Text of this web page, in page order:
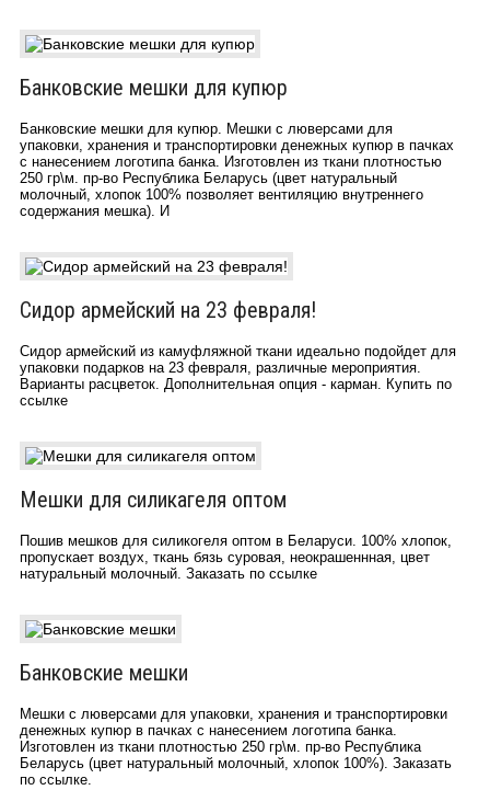
Банковские мешки для купюр
Банковские мешки для купюр. Мешки с люверсами для
упаковки, хранения и транспортировки денежных купюр в пачках
с нанесением логотипа банка. Изготовлен из ткани плотностью
250 гр\м. пр-во Республика Беларусь (цвет натуральный
молочный, хлопок 100% позволяет вентиляцию внутреннего
содержания мешка). И
Сидор армейский на 23 февраля!
Сидор армейский из камуфляжной ткани идеально подойдет для
упаковки подарков на 23 февраля, различные мероприятия.
Варианты расцветок. Дополнительная опция - карман. Купить по
ссылке
Мешки для силикагеля оптом
Пошив мешков для силикогеля оптом в Беларуси. 100% хлопок,
пропускает воздух, ткань бязь суровая, неокрашеннная, цвет
натуральный молочный. Заказать по ссылке
Банковские мешки
Мешки с люверсами для упаковки, хранения и транспортировки
денежных купюр в пачках с нанесением логотипа банка.
Изготовлен из ткани плотностью 250 гр\м. пр-во Республика
Беларусь (цвет натуральный молочный, хлопок 100%). Заказать
по ссылке.